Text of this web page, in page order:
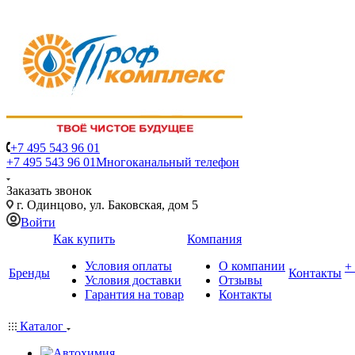
+7 495 543 96 01
+7 495 543 96 01Многоканальный телефон
Заказать звонок
г. Одинцово, ул. Баковская, дом 5
Войти
Бренды
Как купить
Условия оплаты
Условия доставки
Гарантия на товар
Компания
О компании
Отзывы
Контакты
Контакты
Каталог